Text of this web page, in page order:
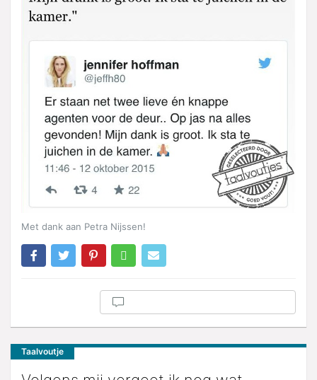
Met dank aan Petra Nijssen!
Taalvoutje